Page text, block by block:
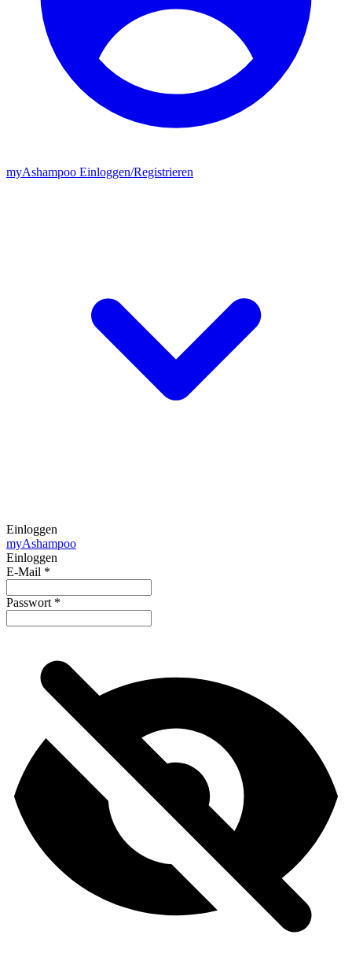
myAshampoo Einloggen/Registrieren
Einloggen
myAshampoo
Einloggen
E-Mail *
Passwort *